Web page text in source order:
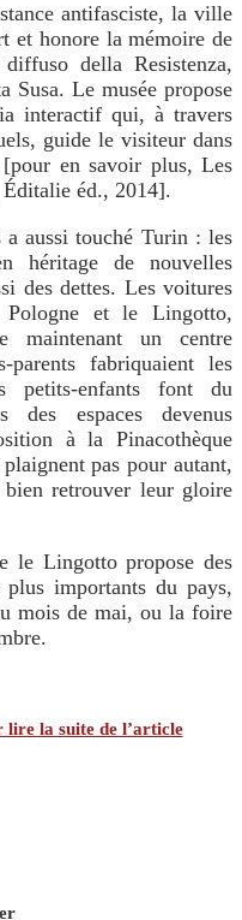
antifasciste, la ville
et honore la mémoire de
della Resistenza,
Susa. Le musée propose
interactif qui, à travers
guide le visiteur dans
en savoir plus, Les
éd., 2014].
a aussi touché Turin : les
héritage de nouvelles
des dettes. Les voitures
Pologne et le Lingotto,
maintenant un centre
fabriquaient les
petits-enfants font du
des espaces devenus
à la Pinacothèque
pas pour autant,
retrouver leur gloire
le Lingotto propose des
importants du pays,
mois de mai, ou la foire
la suite de l’article